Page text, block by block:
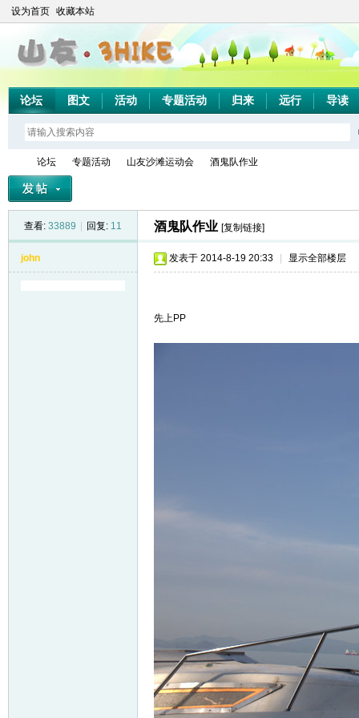
设为首页 收藏本站
论坛 图文 活动 专题活动 归来 远行 导读
»
论坛
›
专题活动
›
山友沙滩运动会
›
酒鬼队作业
查看: 33889 回复: 11 酒鬼队作业 [复制链接]
john 发表于 2014-8-19 20:33 显示全部楼层
先上PP